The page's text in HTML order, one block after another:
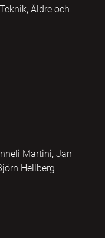
Äldre och
Martini, Jan
Hellberg